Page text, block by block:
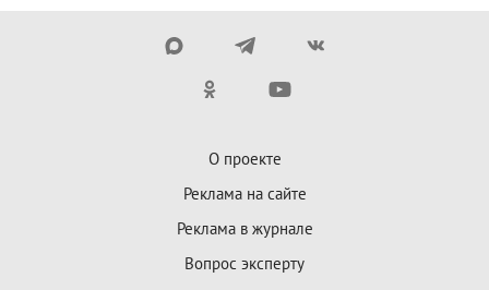
О проекте
Реклама на сайте
Реклама в журнале
Вопрос эксперту